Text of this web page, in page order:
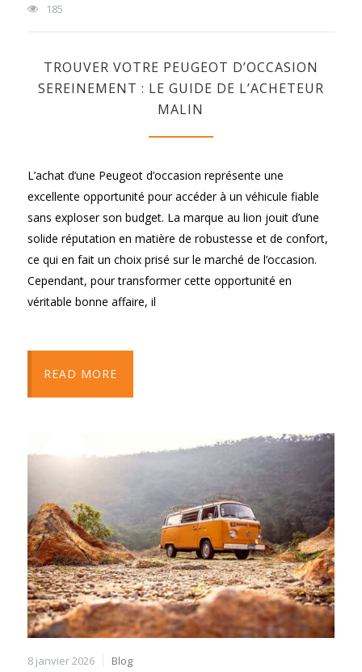
185
TROUVER VOTRE PEUGEOT D’OCCASION
SEREINEMENT : LE GUIDE DE L’ACHETEUR
MALIN
L’achat d’une Peugeot d’occasion représente une
excellente opportunité pour accéder à un véhicule fiable
sans exploser son budget. La marque au lion jouit d’une
solide réputation en matière de robustesse et de confort,
ce qui en fait un choix prisé sur le marché de l’occasion.
Cependant, pour transformer cette opportunité en
véritable bonne affaire, il
READ MORE
8 janvier 2026 Blog